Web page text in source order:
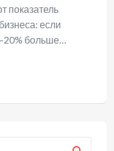
показатель
если
больше…